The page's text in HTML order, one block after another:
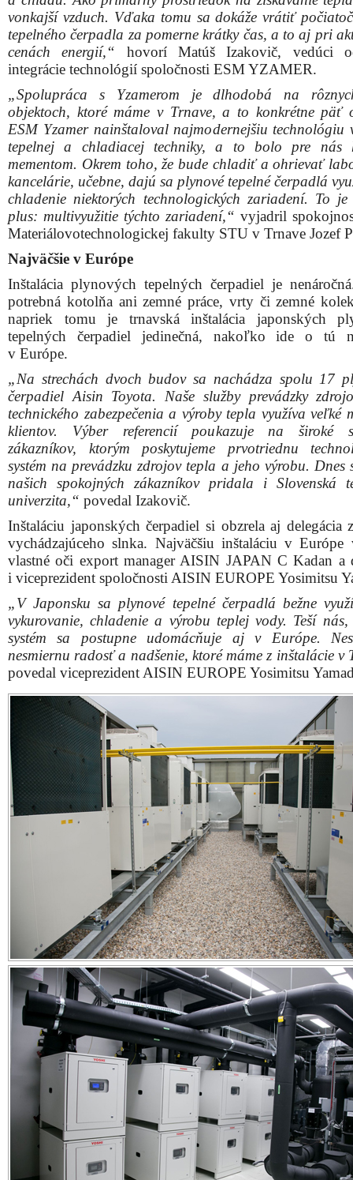
Inštalácia plynových tepelných čerpadiel je
potrebná kotolňa ani zemné práce, vrty či zemné
napriek tomu je trnavská inštalácia japonských
tepelných čerpadiel jedinečná, nakoľko ide o tú
v Európe.
„Na strechách dvoch budov sa nachádza spolu 17
čerpadiel Aisin Toyota. Naše služby prevádzky
technického zabezpečenia a výroby tepla využíva veľké
klientov. Výber referencií poukazuje na široké
zákazníkov, ktorým poskytujeme prvotriednu
systém na prevádzku zdrojov tepla a jeho výrobu. Dnes
našich spokojných zákazníkov pridala i Slovenská
univerzita,“povedal Izakovič.
Inštaláciu japonských čerpadiel si obzrela aj delegácia
vychádzajúceho slnka. Najväčšiu inštaláciu v Európe
vlastné oči export manager AISIN JAPAN C Kadan a
i viceprezident spoločnosti AISIN EUROPE Yosimitsu
„V Japonsku sa plynové tepelné čerpadlá bežne
vykurovanie, chladenie a výrobu teplej vody. Teší nás,
systém sa postupne udomácňuje aj v Európe.
nesmiernu radosť a nadšenie, ktoré máme z inštalácie v
povedal viceprezident AISIN EUROPE Yosimitsu
Inštalácie na streche a v strojovni
Spokojnosť na oboch stranách
Vykurovanie a chladenie prostredníctvom tepelných
ideálne riešenie na zabezpečenie dokonalého
komfortu. Čerpadlá sú spoľahlivé a majú nízke
náklady.
„Celoročné úspory dosahujú 30 – 50 % v
elektrickými tepelnými čerpadlami a ostatnými
pretože plynové tepelné čerpadlo na svoj pohon
alebo skvapalnený plyn. Cena za 1 kW paliva sa
plynom a elektrickou energiou z dlhodobého hľadiska